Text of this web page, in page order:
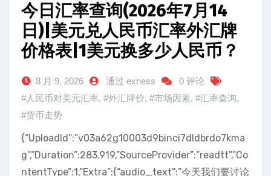
今日汇率查询(2026年7月14
日)|美元兑人民币汇率外汇牌
价格表|1美元换多少人民币？
8 月 9, 2026 通过 exness
0 评论
#人民币对美元汇率, #外汇牌价, #市场因素, #汇率查询,
#货币走势
{“UploadId”:”v03a62g10003d9binci7dldbrdo7kma
g”,”Duration”:283.919,”SourceProvider”:”readtt”,”Co
ntentType”:1,”Extra”:{“audio_text”:”今天我们要讨论